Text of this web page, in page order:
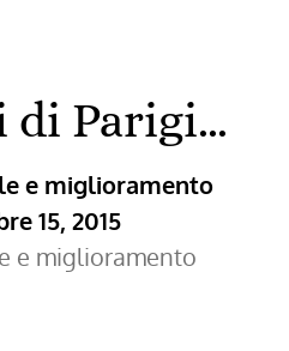
di Parigi…
e miglioramento
15, 2015
e miglioramento